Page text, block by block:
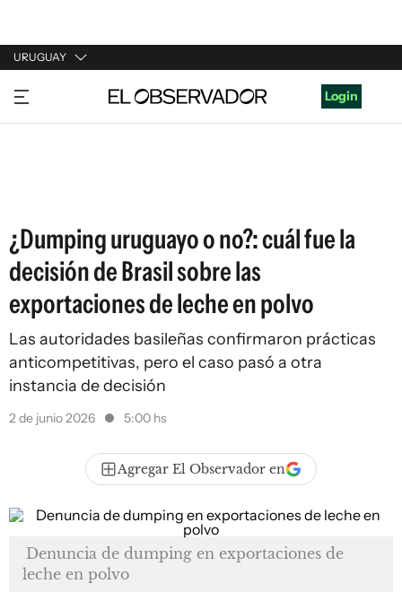
URUGUAY
URUGUAY
ARGENTINA
Login
¿Dumping uruguayo o no?: cuál fue la
decisión de Brasil sobre las
exportaciones de leche en polvo
Las autoridades basileñas confirmaron prácticas
anticompetitivas, pero el caso pasó a otra
instancia de decisión
2 de junio 2026 5:00 hs
Agregar El Observador en
Denuncia de dumping en exportaciones de
leche en polvo